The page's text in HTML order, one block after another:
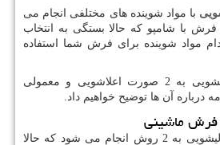
با مواد شوینده های مختلفی انجام می
با شامپو که حالا بستگی به انتخاب
مواد شوینده برای فرش شما استفاده
شستشوی فرش در قالیشویی به 2 صورت اعلاشویی و معمولی
آن ها توضیح خواهیم داد.
ماشینی
فرش های ماشینی در قالیشویی به 2 روش انجام می شود که حالا